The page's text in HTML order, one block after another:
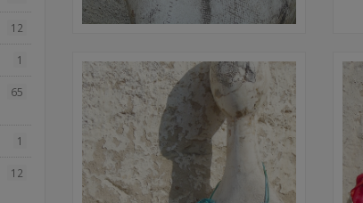
12
1
65
1
12